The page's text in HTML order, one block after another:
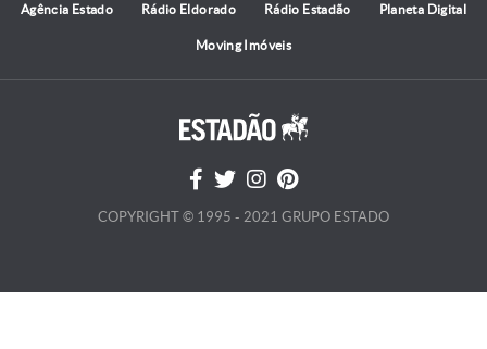
Agência Estado Rádio Eldorado Rádio Estadão Planeta Digital
Moving Imóveis
COPYRIGHT © 1995 - 2021 GRUPO ESTADO